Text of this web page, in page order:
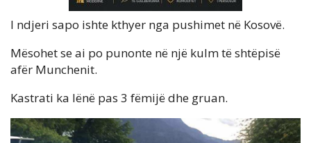
I ndjeri sapo ishte kthyer nga pushimet në Kosovë.
Mësohet se ai po punonte në një kulm të shtëpisë
afër Munchenit.
Kastrati ka lënë pas 3 fëmijë dhe gruan.